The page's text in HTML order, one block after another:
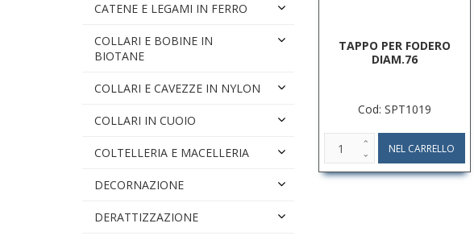
CATENE E LEGAMI IN FERRO
COLLARI E BOBINE IN
BIOTANE
COLLARI E CAVEZZE IN NYLON
COLLARI IN CUOIO
COLTELLERIA E MACELLERIA
DECORNAZIONE
DERATTIZZAZIONE
TAPPO PER FODERO
DIAM.76
Cod: SPT1019